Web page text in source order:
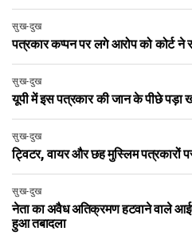
सुख-दुख
पत्रकार कप्पन पर लगे आरोप को कोर्ट ने
सुख-दुख
यूपी में इस पत्रकार की जान के पीछे पड़ा
सुख-दुख
ट्विटर, वायर और छह मुस्लिम पत्रकारों
सुख-दुख
नेता का अवैध अतिक्रमण हटवाने वाले
हुआ तबादला